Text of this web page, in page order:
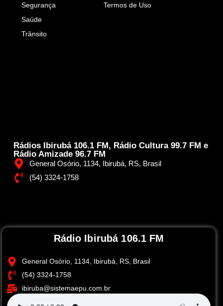
Rádios Ibirubá 106.1 FM, Rádio Cultura 99.7 FM e
Rádio Amizade 96.7 FM
General Osório, 1134, Ibirubá, RS, Brasil
(54) 3324-1758
Segurança
Saúde
Trânsito
Termos de Uso
Rádio Ibirubá 106.1 FM
General Osório, 1134, Ibirubá, RS, Brasil
(54) 3324-1758
ibiruba@sistemaepu.com.br